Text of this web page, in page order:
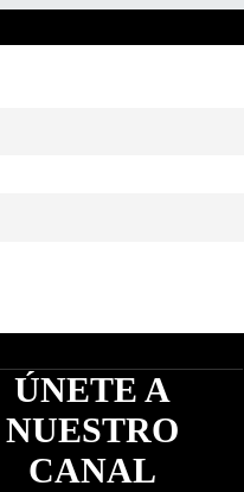
ÚNETE A
NUESTRO
CANAL